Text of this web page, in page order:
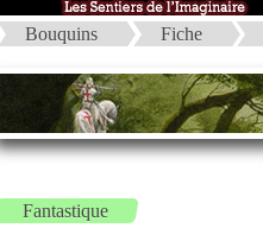
Bouquins Fiche
Fantastique